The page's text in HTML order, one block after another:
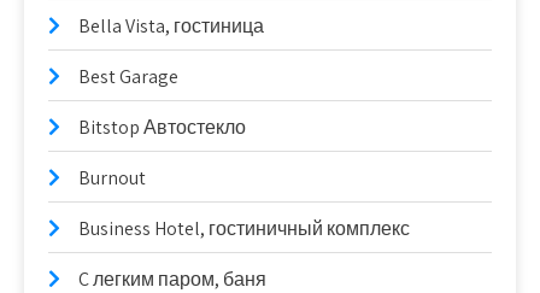
Bella Vista, гостиница
Best Garage
Bitstop Автостекло
Burnout
Business Hotel, гостиничный комплекс
C легким паром, баня